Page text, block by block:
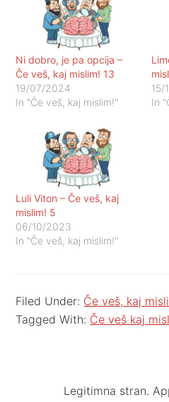
Ni dobro, je pa opcija –
Če veš, kaj mislim! 13
19/07/2024
In "Če veš, kaj mislim!"
15/
In
Luli Viton – Če veš, kaj
mislim! 5
06/10/2023
In "Če veš, kaj mislim!"
Filed Under: Če veš, kaj
Tagged With: Če veš kaj
Legitimna stran.